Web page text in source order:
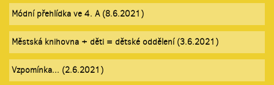
Módní přehlídka ve 4. A (8.6.2021)
Městská knihovna + děti = dětské oddělení (3.6.2021)
Vzpomínka... (2.6.2021)